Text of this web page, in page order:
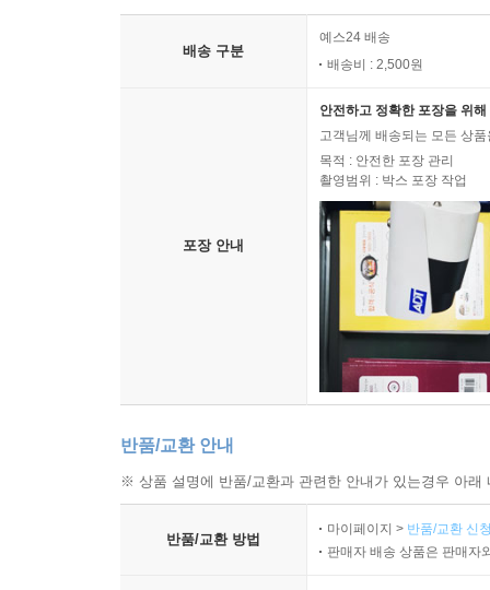
배송 구분
예스24 배송
배송비 : 2,500원
포장 안내
안전하고 정확한 포장을 위
고객님께 배송되는 모든 상
목적 : 안전한 포장 관리
촬영범위 : 박스 포장 작업
반품/교환 안내
※ 상품 설명에 반품/교환과 관련한 안내가 있는경우 아
반품/교환 방법
마이페이지 > 반품/교환 신
판매자 배송 상품은 판매자